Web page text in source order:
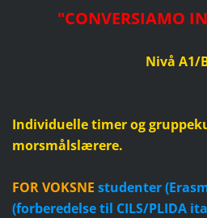
"CONVERSIAMO
Nivå A1/
Individuelle timer og
morsmålslærere.
FOR VOKSNE studenter
(forberedelse til CILS/PLIDA